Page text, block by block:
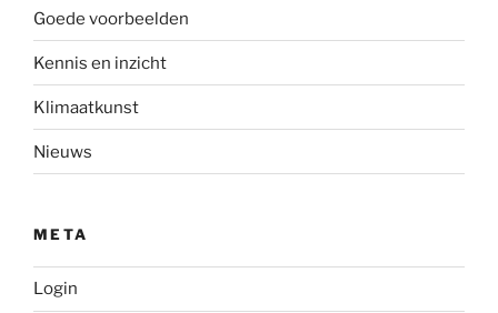
Goede voorbeelden
Kennis en inzicht
Klimaatkunst
Nieuws
META
Login